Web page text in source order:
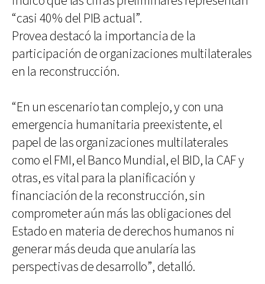
“casi 40% del PIB actual”.
Provea destacó la importancia de la
participación de organizaciones multilaterales
en la reconstrucción.
“En un escenario tan complejo, y con una
emergencia humanitaria preexistente, el
papel de las organizaciones multilaterales
como el FMI, el Banco Mundial, el BID, la CAF y
otras, es vital para la planificación y
financiación de la reconstrucción, sin
comprometer aún más las obligaciones del
Estado en materia de derechos humanos ni
generar más deuda que anularía las
perspectivas de desarrollo”, detalló.